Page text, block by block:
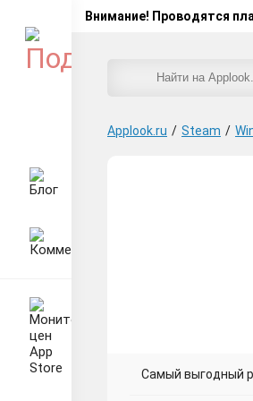
Внимание! Проводятся
Applook.ru / Steam /
Самый выгодный